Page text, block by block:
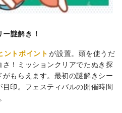
謎解き！
ントポイント が設置。頭を使うだ
！ミッションクリアでたぬき探
もらえます。最初の謎解きシー
目印。フェスティバルの開催時間